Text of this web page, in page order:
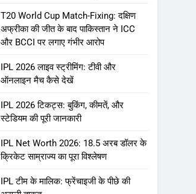
T20 World Cup Match-Fixing: दक्षिण
अफ्रीका की जीत के बाद पाकिस्तान ने ICC
और BCCI पर लगाए गंभीर आरोप
IPL 2026 लाइव स्ट्रीमिंग: टीवी और
ऑनलाइन मैच कैसे देखें
IPL 2026 टिकट्स: बुकिंग, कीमतें, और
स्टेडियम की पूरी जानकारी
IPL Net Worth 2026: 18.5 अरब डॉलर के
क्रिकेट साम्राज्य का पूरा विश्लेषण
IPL टीम के मालिक: फ्रेंचाइजी के पीछे की